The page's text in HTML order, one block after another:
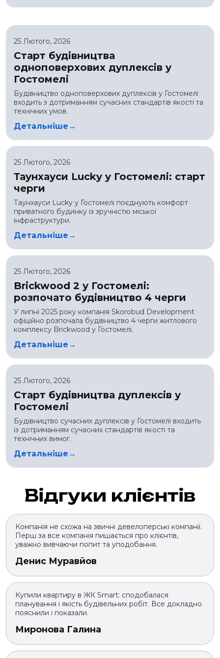
25 Лютого, 2026
Старт будівництва
одноповерхових дуплексів у
Гостомелі
Будівництво одноповерхових дуплексів у Гостомелі
входить з дотриманням сучасних стандартів якості та
технічних умов.
Детальніше
25 Лютого, 2026
Таунхауси Lucky у Гостомелі: старт
черги
Таунхауси Lucky у Гостомелі поєднують комфорт
приватного будинку із зручністю міської
інфраструктури.
Детальніше
25 Лютого, 2026
Brickwood 2 у Гостомелі:
розпочато будівництво 4 черги
У липні 2025 року компанія Skorobud Development
офіційно розпочала будівництво 4 черги житлового
комплексу Brickwood у Гостомелі.
Детальніше
25 Лютого, 2026
Старт будівництва дуплексів у
Гостомелі
Будівництво сучасних дуплексів у Гостомелі входить
із дотриманням сучасних стандартів якості та
технічних вимог.
Детальніше
Відгуки клієнтів
Компанія не схожа на звичні девелоперські компанії.
Перш за все компанія пишається про клієнтів,
уважно вивчаючи попит та уподобання.
Денис Муравйов
Купили квартиру в ЖК Smart: сподобалася
планування і якість будівельних робіт. Все докладно
пояснили і показали.
Миронова Галина